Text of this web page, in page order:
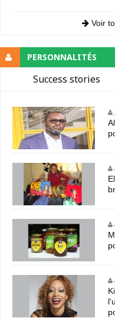
Voir
PERSONNALITÉS
Success stories